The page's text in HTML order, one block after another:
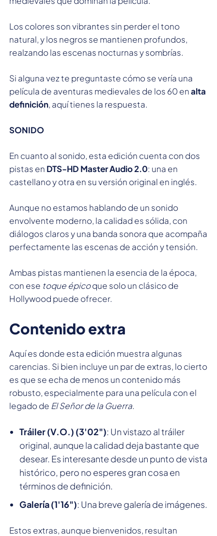
Los colores son vibrantes sin perder el tono
natural, y los negros se mantienen profundos,
realzando las escenas nocturnas y sombrías.
Si alguna vez te preguntaste cómo se vería una
película de aventuras medievales de los 60 enalta
definición, aquí tienes la respuesta.
SONIDO
En cuanto al sonido, esta edición cuenta con dos
pistas en DTS-HD Master Audio 2.0: una en
castellano y otra en su versión original en inglés.
Aunque no estamos hablando de un sonido
envolvente moderno, la calidad es sólida, con
diálogos claros y una banda sonora que acompaña
perfectamente las escenas de acción y tensión.
Ambas pistas mantienen la esencia de la época,
con ese toque épicoque solo un clásico de
Hollywood puede ofrecer.
Contenido extra
Aquí es donde esta edición muestra algunas
carencias. Si bien incluye un par de extras, lo cierto
es que se echa de menos un contenido más
robusto, especialmente para una película con el
legado de El Señor de la Guerra.
Tráiler (V.O.) (3'02"): Un vistazo al tráiler
original, aunque la calidad deja bastante que
desear. Es interesante desde un punto de vista
histórico, pero no esperes gran cosa en
términos de definición.
Galería (1'16"): Una breve galería de imágenes.
Estos extras, aunque bienvenidos, resultan